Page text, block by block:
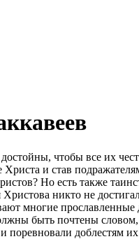
чтобы все их
и став
Но есть также
никто не
многие прославленные
быть почтены
поревновали доблестям